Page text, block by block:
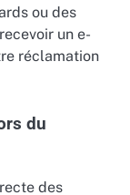
ou des
un e-
réclamation
du
des